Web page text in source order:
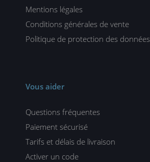
Mentions légales
Conditions générales de vente
Politique de protection des données
Vous aider
Questions fréquentes
Paiement sécurisé
Tarifs et délais de livraison
Activer un code